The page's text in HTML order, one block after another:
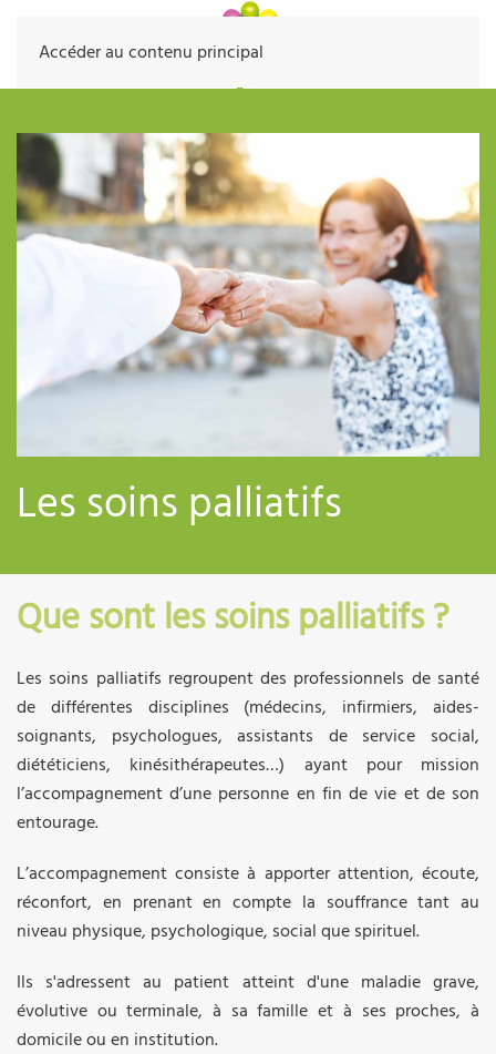
Accéder au contenu principal
Les soins palliatifs
Que sont les soins palliatifs ?
Les soins palliatifs regroupent des professionnels de santé
de différentes disciplines (médecins, infirmiers, aides-
soignants, psychologues, assistants de service social,
diététiciens, kinésithérapeutes…) ayant pour mission
l’accompagnement d’une personne en fin de vie et de son
entourage.
L’accompagnement consiste à apporter attention, écoute,
réconfort, en prenant en compte la souffrance tant au
niveau physique, psychologique, social que spirituel.
Ils s'adressent au patient atteint d'une maladie grave,
évolutive ou terminale, à sa famille et à ses proches, à
domicile ou en institution.